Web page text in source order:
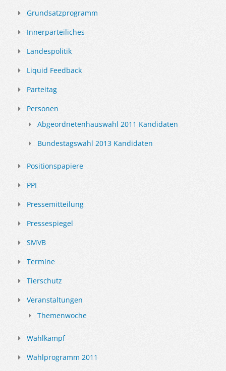
Grundsatzprogramm
Innerparteiliches
Landespolitik
Liquid Feedback
Parteitag
Personen
Abgeordnetenhauswahl 2011 Kandidaten
Bundestagswahl 2013 Kandidaten
Positionspapiere
PPI
Pressemitteilung
Pressespiegel
SMVB
Termine
Tierschutz
Veranstaltungen
Themenwoche
Wahlkampf
Wahlprogramm 2011